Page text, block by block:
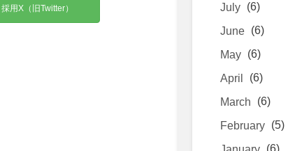
用X（旧Twitter） July (6)
June (6)
May (6)
April (6)
March (6)
February (5)